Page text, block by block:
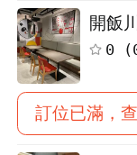
開飯
0 (
訂位已滿，